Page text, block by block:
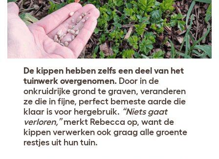
De kippen hebben zelfs een deel van het
tuinwerk overgenomen. Door in de
onkruidrijke grond te graven, veranderen
ze die in fijne, perfect bemeste aarde die
klaar is voor hergebruik. “Niets gaat
verloren,”merkt Rebecca op, want de
kippen verwerken ook graag alle groente
restjes uit hun tuin.